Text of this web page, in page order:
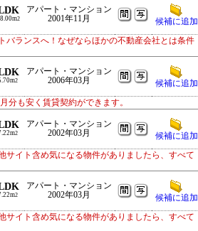
2
アパート・マンション
2001年11月
候補に追加
ランスへ！なぜならほかの不動産会社とは条件
2
アパート・マンション
2006年03月
候補に追加
分も安く賃貸契約ができます。
2
アパート・マンション
2002年03月
候補に追加
イト含め気になる物件がありましたら、すべて
2
アパート・マンション
2002年03月
候補に追加
イト含め気になる物件がありましたら、すべて